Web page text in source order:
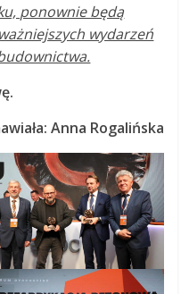
ponownie będą
wydarzeń
Anna Rogalińska